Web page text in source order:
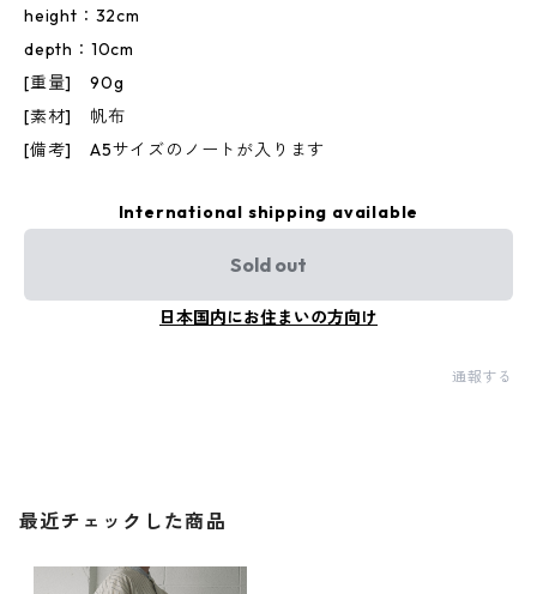
height：32cm
depth：10cm
[重量] 90g
[素材] 帆布
[備考] A5サイズのノートが入ります
International shipping available
Sold out
日本国内にお住まいの方向け
通報する
最近チェックした商品